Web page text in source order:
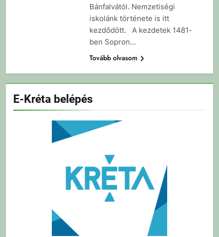
Bánfalvától. Nemzetiségi
iskolánk története is itt
kezdődött. A kezdetek 1481-
ben Sopron…
Tovább olvasom
E-Kréta belépés